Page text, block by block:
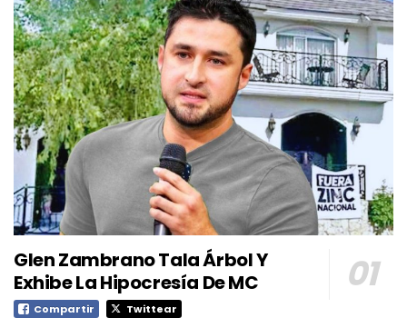
Glen Zambrano Tala Árbol Y
Exhibe La Hipocresía De MC
Compartir Twittear